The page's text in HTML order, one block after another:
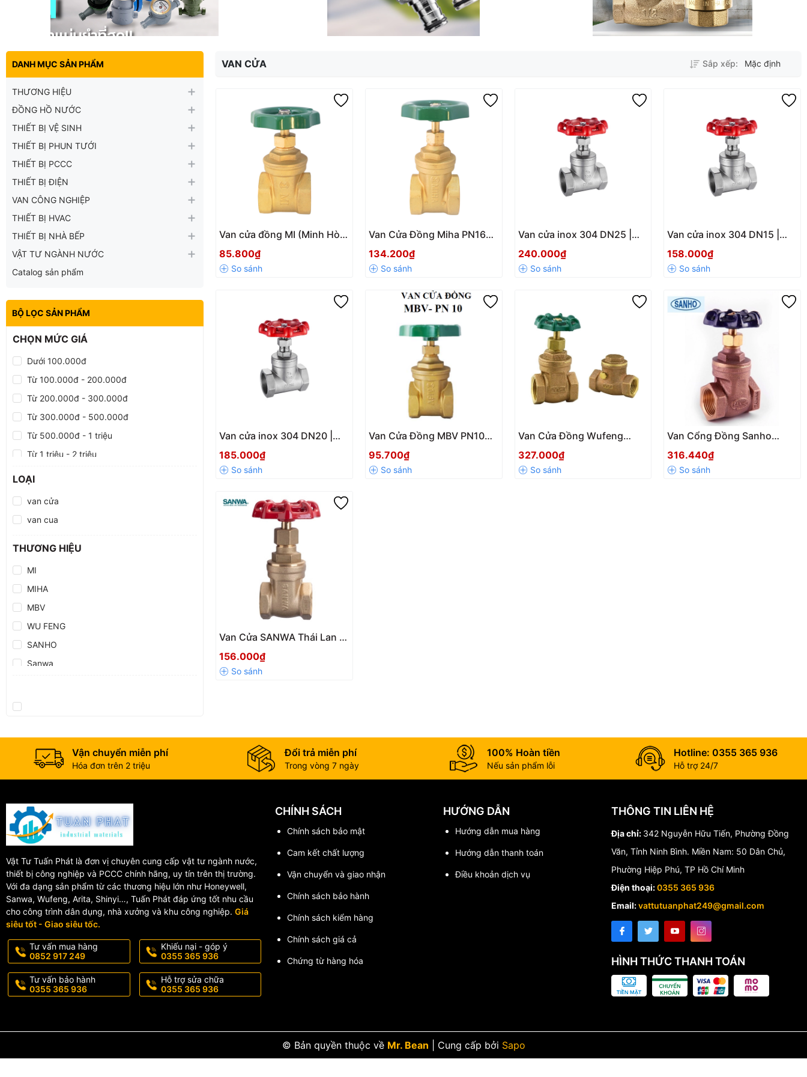
DANH MỤC SẢN PHẨM
THƯƠNG HIỆU
ĐỒNG HỒ NƯỚC
THIẾT BỊ VỆ SINH
THIẾT BỊ PHUN TƯỚI
THIẾT BỊ PCCC
THIẾT BỊ ĐIỆN
VAN CÔNG NGHIỆP
THIẾT BỊ HVAC
THIẾT BỊ NHÀ BẾP
VẬT TƯ NGÀNH NƯỚC
Catalog sản phẩm
BỘ LỌC SẢN PHẨM
CHỌN MỨC GIÁ
Dưới 100.000đ
Từ 100.000đ - 200.000đ
Từ 200.000đ - 300.000đ
Từ 300.000đ - 500.000đ
Từ 500.000đ - 1 triệu
Từ 1 triệu - 2 triệu
LOẠI
van cửa
van cua
THƯƠNG HIỆU
MI
MIHA
MBV
WU FENG
SANHO
Sanwa
VAN CỬA Sắp xếp: Mặc định
Van cửa đồng MI (Minh Hòa)
DN15- DN100
85.800₫
Van Cửa Đồng Miha PN16
nối ren DN15-DN100
134.200₫
Van cửa inox 304 DN25 |
Chống ăn mòn – Bền bỉ –
Giá tốt
240.000₫
Van cửa inox 304 DN15 |
Chống ăn mòn – Bền bỉ –
Giá tốt
158.000₫
Van cửa inox 304 DN20 |
Chống ăn mòn – Bền bỉ –
Giá tốt
185.000₫
Van Cửa Đồng MBV PN10
DN15-100
95.700₫
Van Cửa Đồng Wufeng
WF324 – Giải Pháp Bền Bỉ
Cho Hệ Thống Đường Ống
Nước và Hơi Nóng
327.000₫
Van Cổng Đồng Sanho
107CD – Chính Hãng Đài
Loan | Chịu Áp Lực Tốt, Độ
Bền Cao
316.440₫
Van Cửa SANWA Thái Lan –
Bền Bỉ, Kín Tuyệt Đối,
Chuẩn Áp Suất 200 PSI
156.000₫
Vận chuyển miễn phí
Hóa đơn trên 2 triệu
Đổi trả miễn phí
Trong vòng 7 ngày
100% Hoàn tiền
Nếu sản phẩm lỗi
Hotline: 0355 365 936
Hỗ trợ 24/7
Vật Tư Tuấn Phát là đơn vị chuyên cung cấp vật tư ngành nước,
thiết bị công nghiệp và PCCC chính hãng, uy tín trên thị trường.
Với đa dạng sản phẩm từ các thương hiệu lớn như Honeywell,
Sanwa, Wufeng, Arita, Shinyi…, Tuấn Phát đáp ứng tốt nhu cầu
cho công trình dân dụng, nhà xưởng và khu công nghiệp. Giá
siêu tốt - Giao siêu tốc.
Tư vấn mua hàng
0852 917 249
Khiếu nại - góp ý
0355 365 936
Tư vấn bảo hành
0355 365 936
Hỗ trợ sửa chữa
0355 365 936
CHÍNH SÁCH
Chính sách bảo mật
Cam kết chất lượng
Vận chuyển và giao nhận
Chính sách bảo hành
Chính sách kiểm hàng
Chính sách giá cả
Chứng từ hàng hóa
HƯỚNG DẪN
Hướng dẫn mua hàng
Hướng dẫn thanh toán
Điều khoản dịch vụ
THÔNG TIN LIÊN HỆ
Địa chỉ: 342 Nguyễn Hữu Tiến, Phường Đồng
Văn, Tỉnh Ninh Bình. Miền Nam: 50 Dân Chủ,
Phường Hiệp Phú, TP Hồ Chí Minh
Điện thoại:0355 365 936
Email:vattutuanphat249@gmail.com
HÌNH THỨC THANH TOÁN
© Bản quyền thuộc về Mr. Bean Cung cấp bởi Sapo